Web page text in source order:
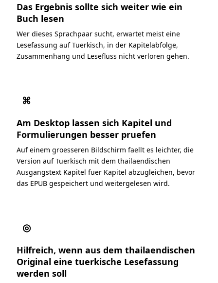
Das Ergebnis sollte sich weiter wie ein
Buch lesen
Wer dieses Sprachpaar sucht, erwartet meist eine
Lesefassung auf Tuerkisch, in der Kapitelabfolge,
Zusammenhang und Lesefluss nicht verloren gehen.
⌘
Am Desktop lassen sich Kapitel und
Formulierungen besser pruefen
Auf einem groesseren Bildschirm faellt es leichter, die
Version auf Tuerkisch mit dem thailaendischen
Ausgangstext Kapitel fuer Kapitel abzugleichen, bevor
das EPUB gespeichert und weitergelesen wird.
◎
Hilfreich, wenn aus dem thailaendischen
Original eine tuerkische Lesefassung
werden soll